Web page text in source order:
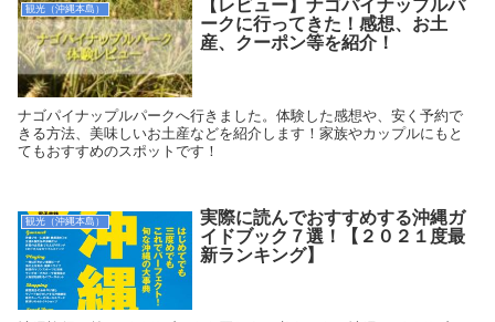
観光（沖縄本島）
【レビュー】ナゴパイナップルパ
ークに行ってきた！感想、お土
産、クーポン等を紹介！
ナゴパイナップルパークへ行きました。体験した感想や、安く予約で
きる方法、美味しいお土産などを紹介します！家族やカップルにもと
てもおすすめのスポットです！
観光（沖縄本島）
実際に読んでおすすめする沖縄ガ
イドブック７選！【２０２１度最
新ランキング】